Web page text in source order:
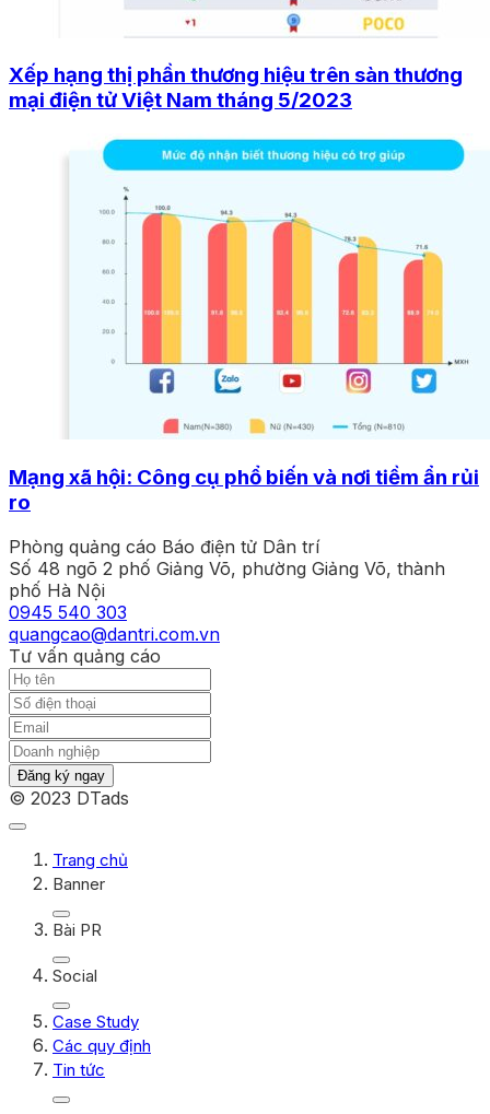
Xếp hạng thị phần thương hiệu trên sàn thương
mại điện tử Việt Nam tháng 5/2023
Mạng xã hội: Công cụ phổ biến và nơi tiềm ẩn rủi
ro
Phòng quảng cáo Báo điện tử Dân trí
Số 48 ngõ 2 phố Giảng Võ, phường Giảng Võ, thành
phố Hà Nội
0945 540 303
quangcao@dantri.com.vn
Tư vấn quảng cáo
Đăng ký ngay
© 2023 DTads
Trang chủ
Banner
Bài PR
Social
Case Study
Các quy định
Tin tức